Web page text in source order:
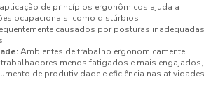
de princípios ergonômicos ajuda a
ocupacionais, como distúrbios
causados por posturas inadequadas
Ambientes de trabalho ergonomicamente
menos fatigados e mais engajados,
de produtividade e eficiência nas atividades